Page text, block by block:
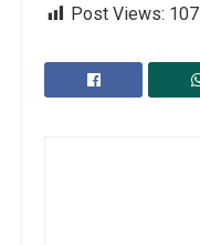
Post Views: 107